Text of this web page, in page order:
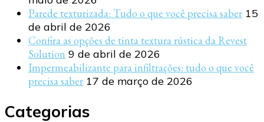
Parede texturizada: Tudo o que você precisa saber 15
de abril de 2026
Confira as opções de tinta textura rústica da Revest
Solution 9 de abril de 2026
Impermeabilizante para infiltrações: tudo o que você
precisa saber 17 de março de 2026
Categorias